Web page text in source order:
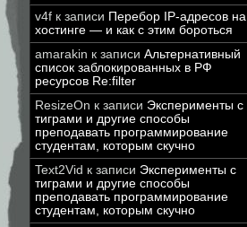
v4f к записи Перебор IP-адресов на
хостинге — и как с этим бороться
amarakin к записи Альтернативный
список заблокированных в РФ
ресурсов Re:filter
ResizeOn к записи Эксперименты с
тиграми и другие способы
преподавать программирование
студентам, которым скучно
Text2Vid к записи Эксперименты с
тиграми и другие способы
преподавать программирование
студентам, которым скучно